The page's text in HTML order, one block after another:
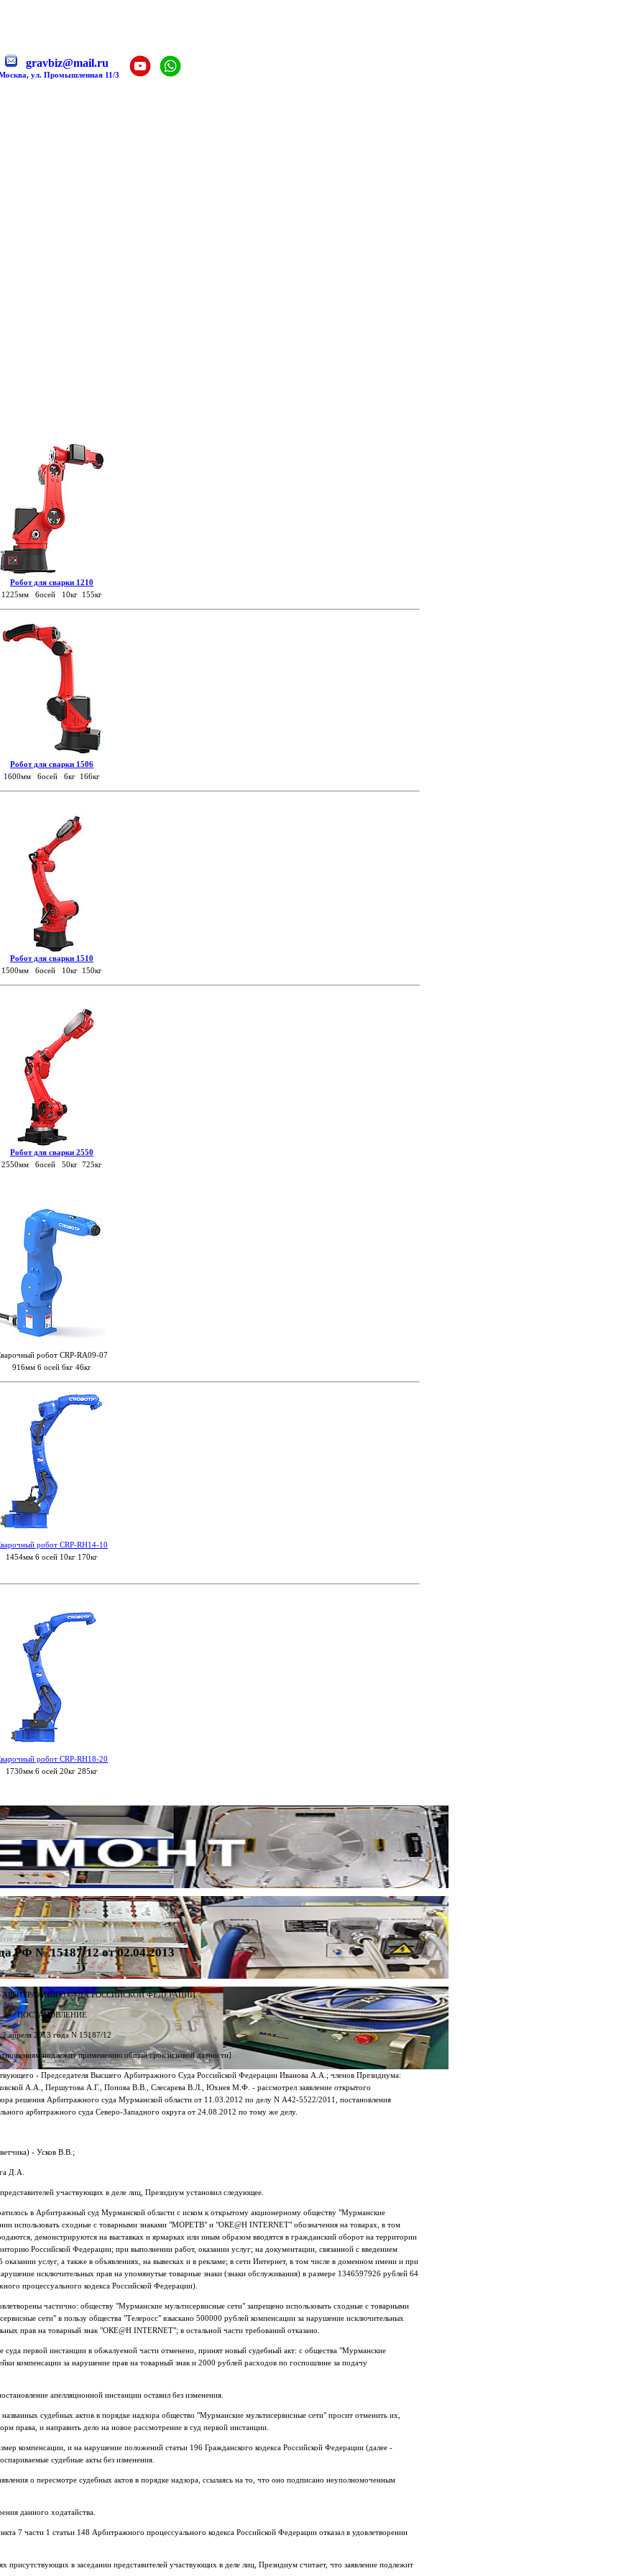
gravbiz@mail.ru
ул. Промышленная 11/3
Робот для сварки 1210
1225мм 6осей 10кг 155кг
Робот для сварки 1506
1600мм 6осей 6кг 166кг
Робот для сварки 1510
1500мм 6осей 10кг 150кг
Робот для сварки 2550
2550мм 6осей 50кг 725кг
робот CRP-RA09-07
916мм 6 осей 6кг 46кг
робот CRP-RH14-10
1454мм 6 осей 10кг 170кг
робот CRP-RH18-20
1730мм 6 осей 20кг 285кг
РФ № 15187/12 от 02.04.2013
СУДА РОССИЙСКОЙ ФЕДЕРАЦИИ
ПОСТАНОВЛЕНИЕ
2 апреля 2013 года N 15187/12
подлежит применению общий срок исковой давности]
- Председателя Высшего Арбитражного Суда Российской Федерации Иванова А.А.; членов Президиума:
А.А., Першутова А.Г., Попова В.В., Слесарева В.Л., Юхнея М.Ф. - рассмотрел заявление открытого
решения Арбитражного суда Мурманской области от 11.03.2012 по делу N А42-5522/2011, постановления
арбитражного суда Северо-Западного округа от 24.08.2012 по тому же делу.
- Усков В.В.;
Д.А.
участвующих в деле лиц, Президиум установил следующее.
в Арбитражный суд Мурманской области с иском к открытому акционерному обществу "Мурманские
использовать сходные с товарными знаками "МОРЕТВ" и "ОКЕ@Н INTERNET" обозначения на товарах, в том
демонстрируются на выставках и ярмарках или иным образом вводятся в гражданский оборот на территории
Российской Федерации; при выполнении работ, оказании услуг; на документации, связанной с введением
услуг, а также в объявлениях, на вывесках и в рекламе; в сети Интернет, в том числе в доменном имени и при
исключительных прав на упомянутые товарные знаки (знаки обслуживания) в размере 1346597926 рублей 64
процессуального кодекса Российской Федерации).
частично: обществу "Мурманские мультисервисные сети" запрещено использовать сходные с товарными
сети" в пользу общества "Телеросс" взыскано 500000 рублей компенсации за нарушение исключительных
прав на товарный знак "ОКЕ@Н INTERNET"; в остальной части требований отказано.
первой инстанции в обжалуемой части отменено, принят новый судебный акт: с общества "Мурманские
компенсации за нарушение прав на товарный знак и 2000 рублей расходов по госпошлине за подачу
апелляционной инстанции оставил без изменения.
судебных актов в порядке надзора общество "Мурманские мультисервисные сети" просит отменить их,
права, и направить дело на новое рассмотрение в суд первой инстанции.
компенсации, и на нарушение положений статьи 196 Гражданского кодекса Российской Федерации (далее -
судебные акты без изменения.
о пересмотре судебных актов в порядке надзора, ссылаясь на то, что оно подписано неуполномоченным
данного ходатайства.
7 части 1 статьи 148 Арбитражного процессуального кодекса Российской Федерации отказал в удовлетворении
в заседании представителей участвующих в деле лиц, Президиум считает, что заявление подлежит